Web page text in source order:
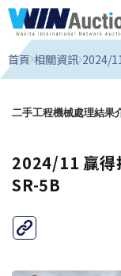
首頁 相關資訊 2024/
二手工程機械處理結果
2024/11 贏得
SR-5B